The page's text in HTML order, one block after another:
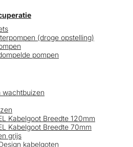
(droge opstelling)
pompen
wachtbuizen
Kabelgoot Breedte 120mm
Kabelgoot Breedte 70mm
grijs
kabelgoten